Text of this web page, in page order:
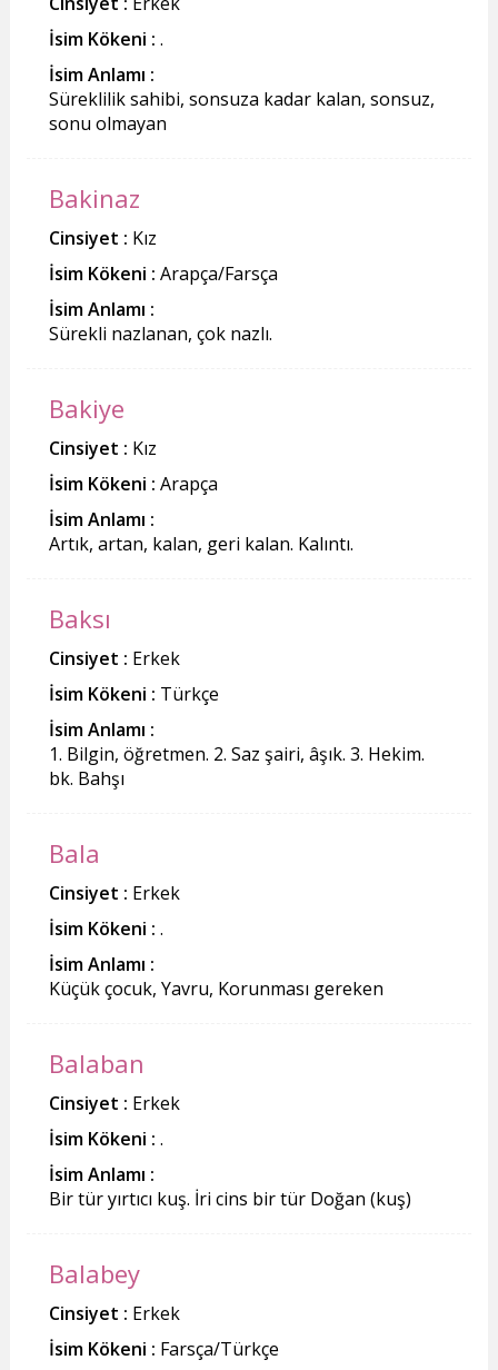
İsim Kökeni : .
İsim Anlamı :
Süreklilik sahibi, sonsuza kadar kalan, sonsuz,
sonu olmayan
Bakinaz
Cinsiyet : Kız
İsim Kökeni : Arapça/Farsça
İsim Anlamı :
Sürekli nazlanan, çok nazlı.
Bakiye
Cinsiyet : Kız
İsim Kökeni : Arapça
İsim Anlamı :
Artık, artan, kalan, geri kalan. Kalıntı.
Baksı
Cinsiyet : Erkek
İsim Kökeni : Türkçe
İsim Anlamı :
1. Bilgin, öğretmen. 2. Saz şairi, âşık. 3. Hekim.
bk. Bahşı
Bala
Cinsiyet : Erkek
İsim Kökeni : .
İsim Anlamı :
Küçük çocuk, Yavru, Korunması gereken
Balaban
Cinsiyet : Erkek
İsim Kökeni : .
İsim Anlamı :
Bir tür yırtıcı kuş. İri cins bir tür Doğan (kuş)
Balabey
Cinsiyet : Erkek
İsim Kökeni : Farsça/Türkçe